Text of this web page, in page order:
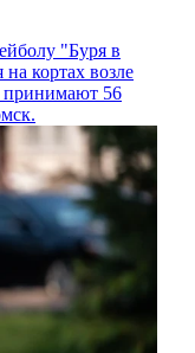
"Буря в
кортах возле
принимают 56